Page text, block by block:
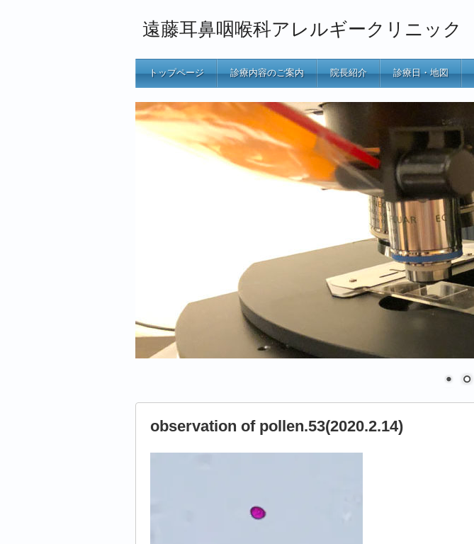
遠藤耳鼻咽喉科アレルギークリニック
トップページ 診療内容のご案内 院長紹介 診療日・地図
observation of pollen.53(2020.2.14)